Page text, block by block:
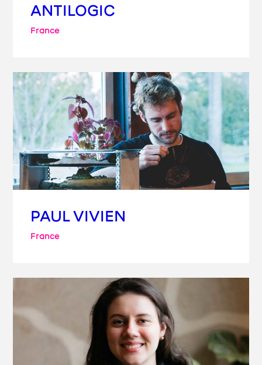
ANTILOGIC
France
PAUL VIVIEN
France